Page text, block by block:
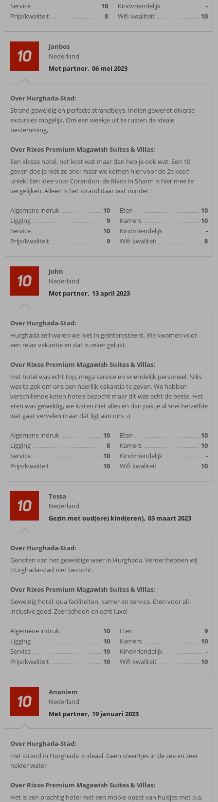
Service
10
Prijs/kwaliteit
8
Kindvriendelijk
-
Wifi kwaliteit
10
10
Janbos
Nederland
Met partner, 06 mei 2023
Over Hurghada-Stad:
Strand geweldig en perfecte strandboys. Indien gewenst diverse
excursies mogelijk. Om een weekje uit te rusten de ideale
bestemming,
Over Rixos Premium Magawish Suites & Villas:
Een klasse hotel, het kost wat maar dan heb je ook wat. Een 10
geven doe je niet zo snel maar we komen hier voor de 2e keer:
uniek! Een idee voor Corendon: de Rixos in Sharm is hier mee te
vergelijken. Alleen is het strand daar wat minder.
Algemene indruk
10
Ligging
9
Service
10
Prijs/kwaliteit
9
Eten
10
Kamers
10
Kindvriendelijk
-
Wifi kwaliteit
8
10
John
Nederland
Met partner, 13 april 2023
Over Hurghada-Stad:
Hurghada zelf waren we niet in geïnteresseerd. We kwamen voor
een relax vakantie en dat is zeker gelukt.
Over Rixos Premium Magawish Suites & Villas:
Het hotel was echt top, mega service en vriendelijk personeel. Niks
was te gek om ons een heerlijk vakantie te geven. We hebben
verschillende keten hotels bezocht maar dit was echt de beste. Het
eten was geweldig, we lusten niet alles en dan pak je al snel hetzelfde
wat gaat vervelen maar dat ligt aan ons :-)
Algemene indruk
10
Ligging
8
Service
10
Prijs/kwaliteit
10
Eten
10
Kamers
10
Kindvriendelijk
-
Wifi kwaliteit
10
10
Tessa
Nederland
Gezin met oud(ere) kind(eren), 03 maart 2023
Over Hurghada-Stad:
Genoten van het geweldige weer in Hurghada. Verder hebben wij
Hurghada-stad niet bezocht.
Over Rixos Premium Magawish Suites & Villas:
Geweldig hotel: qua faciliteiten, kamer en service. Eten voor all-
inclusive goed. Zeer schoon en echt luxe!
Algemene indruk
10
Ligging
10
Service
10
Prijs/kwaliteit
10
Eten
9
Kamers
10
Kindvriendelijk
-
Wifi kwaliteit
10
10
Anoniem
Nederland
Met partner, 19 januari 2023
Over Hurghada-Stad:
Het strand in Hurghada is ideaal. Geen steentjes in de zee en zeer
helder water
Over Rixos Premium Magawish Suites & Villas:
Het is een prachtig hotel met een mooie opzet van huisjes met o.a.